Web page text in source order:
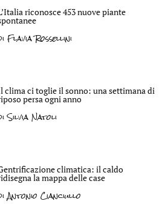
riconosce 453 nuove piante
Flavia Rossellini
clima ci toglie il sonno: una settimana di
persa ogni anno
Silvia Natoli
climatica: il caldo
la mappa delle case
Antonio Cianciullo